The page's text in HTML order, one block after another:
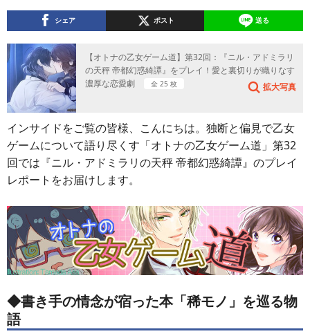
シェア ポスト 送る
【オトナの乙女ゲーム道】第32回：『ニル・アドミラリ
の天秤 帝都幻惑綺譚』をプレイ！愛と裏切りが織りなす
濃厚な恋愛劇
全 25 枚 拡大写真
インサイドをご覧の皆様、こんにちは。独断と偏見で乙女
ゲームについて語り尽くす「オトナの乙女ゲーム道」第32
回では『ニル・アドミラリの天秤 帝都幻惑綺譚』のプレイ
レポートをお届けします。
◆書き手の情念が宿った本「稀モノ」を巡る物
語